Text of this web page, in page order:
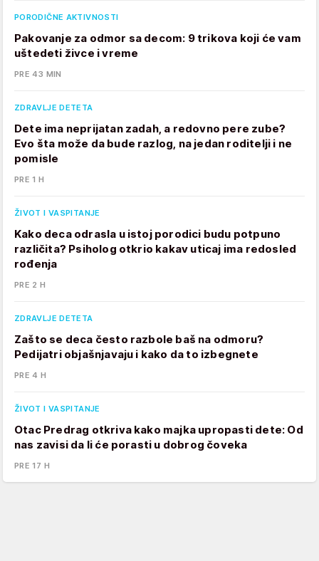
PORODIČNE AKTIVNOSTI
Pakovanje za odmor sa decom: 9 trikova koji će vam
uštedeti živce i vreme
PRE 43 MIN
ZDRAVLJE DETETA
Dete ima neprijatan zadah, a redovno pere zube?
Evo šta može da bude razlog, na jedan roditelji i ne
pomisle
PRE 1 H
ŽIVOT I VASPITANJE
Kako deca odrasla u istoj porodici budu potpuno
različita? Psiholog otkrio kakav uticaj ima redosled
rođenja
PRE 2 H
ZDRAVLJE DETETA
Zašto se deca često razbole baš na odmoru?
Pedijatri objašnjavaju i kako da to izbegnete
PRE 4 H
ŽIVOT I VASPITANJE
Otac Predrag otkriva kako majka upropasti dete: Od
nas zavisi da li će porasti u dobrog čoveka
PRE 17 H